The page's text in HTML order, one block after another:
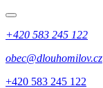
+420 583 245 122
obec@dlouhomilov.cz
+420 583 245 122